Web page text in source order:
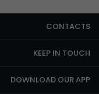
CONTACTS
KEEP IN TOUCH
DOWNLOAD OUR APP